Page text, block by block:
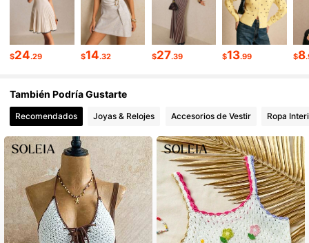
1.5M Seguidores
4.81 1.5M Seguidores
4.81 1.5M Seguidores
4.81 1.5M Seguidores
4.81 1.5M Seguidores
4.81 1.5M Seguidores
$24.29 $14.32 $27.39 $13.99 $8
También Podría Gustarte
Recomendados Joyas & Relojes Accesorios de Vestir Ropa